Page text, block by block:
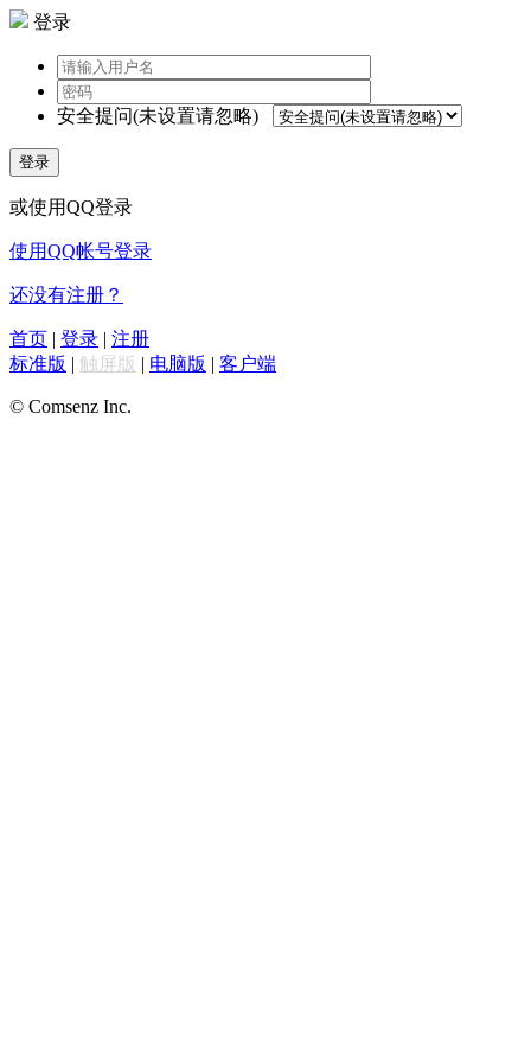
登录
安全提问(未设置请忽略)
登录
或使用QQ登录
使用QQ帐号登录
还没有注册？
首页 | 登录 | 注册
标准版 | 触屏版 | 电脑版 | 客户端
© Comsenz Inc.